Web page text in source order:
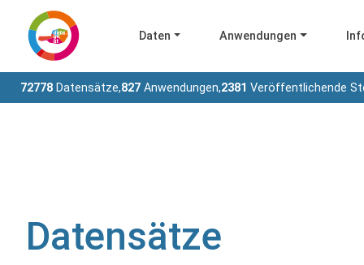
Daten Anwendungen
72778 Datensätze,827 Anwendungen,2381 Veröffentlichende
Datensätze